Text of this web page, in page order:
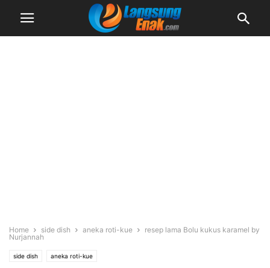
Home side dish aneka roti-kue
resep lama Bolu kukus karamel by
Nurjannah
side dish aneka roti-kue